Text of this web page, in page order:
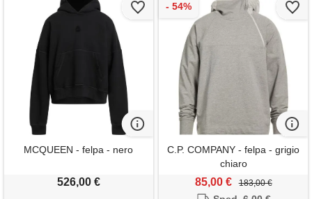
MCQUEEN - felpa - nero
526,00 €
C.P. COMPANY - felpa - grigio
chiaro
85,00 € 183,00 €